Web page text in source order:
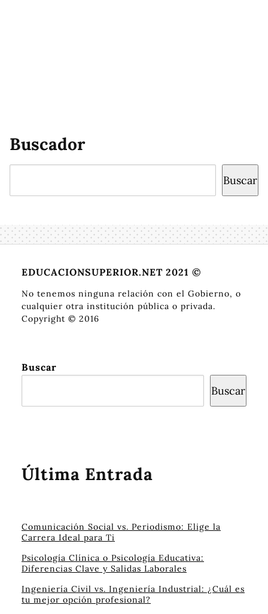
Buscador
Buscar
EDUCACIONSUPERIOR.NET 2021 ©
No tenemos ninguna relación con el Gobierno, o
cualquier otra institución pública o privada.
Copyright © 2016
Buscar
Buscar
Última Entrada
Comunicación Social vs. Periodismo: Elige la
Carrera Ideal para Ti
Psicología Clínica o Psicología Educativa:
Diferencias Clave y Salidas Laborales
Ingeniería Civil vs. Ingeniería Industrial: ¿Cuál es
tu mejor opción profesional?